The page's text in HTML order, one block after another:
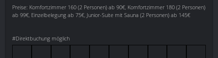
Preise: Komfortzimmer 160 (2 Personen) ab 90€, Komfortzimmer 180 (2 Personen)
ab 99€, Einzelbelegung ab 75€, Junior-Suite mit Sauna (2 Personen) ab 145€
#Direktbuchung möglich